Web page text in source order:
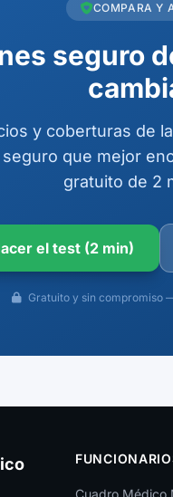
COMPARA Y
seguro
y coberturas de
que mejor
gratuito de 2
el test (2 min)
Gratuito y sin compromiso
Cuadro Médico